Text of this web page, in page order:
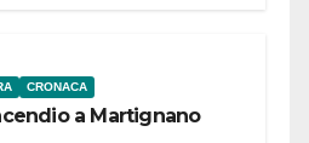
CRONACA
a Martignano